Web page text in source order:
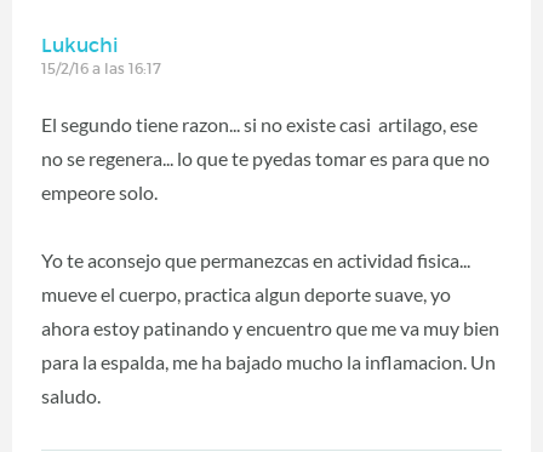
Lukuchi
15/2/16 a las 16:17
El segundo tiene razon... si no existe casi artilago, ese
no se regenera... lo que te pyedas tomar es para que no
empeore solo.
Yo te aconsejo que permanezcas en actividad fisica...
mueve el cuerpo, practica algun deporte suave, yo
ahora estoy patinando y encuentro que me va muy bien
para la espalda, me ha bajado mucho la inflamacion. Un
saludo.